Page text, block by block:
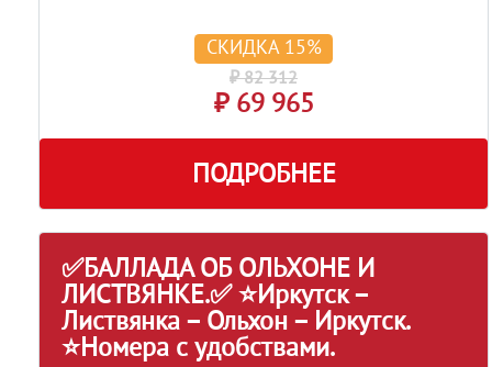
СКИДКА 15%
₽ 82 312
₽ 69 965
ПОДРОБНЕЕ
✅БАЛЛАДА ОБ ОЛЬХОНЕ И
ЛИСТВЯНКЕ.✅ ⭐Иркутск –
Листвянка – Ольхон – Иркутск.
⭐Номера с удобствами.